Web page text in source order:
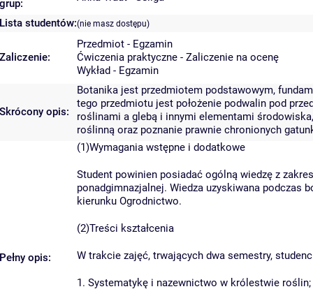
grup:
Lista studentów:(nie masz dostępu)
Zaliczenie:
Przedmiot - Egzamin
Ćwiczenia praktyczne - Zaliczenie na ocenę
Wykład - Egzamin
Skrócony opis:
Botanika jest przedmiotem podstawowym,
tego przedmiotu jest położenie podwalin pod
roślinami a glebą i innymi elementami
roślinną oraz poznanie prawnie chronionych
Pełny opis:
(1)Wymagania wstępne i dodatkowe
Student powinien posiadać ogólną wiedzę z
ponadgimnazjalnej. Wiedza uzyskiwana podczas
kierunku Ogrodnictwo.
(2)Treści kształcenia
W trakcie zajęć, trwających dwa semestry,
1. Systematykę i nazewnictwo w królestwie roślin;